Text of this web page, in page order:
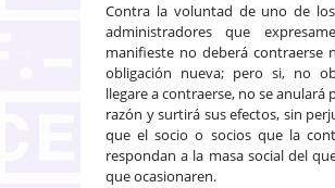
Contra la voluntad de uno de
administradores que
manifieste no deberá contraerse
obligación nueva; pero si, no
llegare a contraerse, no se anulará
razón y surtirá sus efectos, sin
que el socio o socios que la
respondan a la masa social del
que ocasionaren.